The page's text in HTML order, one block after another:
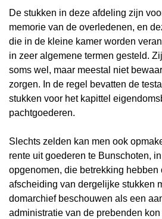
De stukken in deze afdeling zijn
memorie van de overledenen, en
die in de kleine kamer worden
in zeer algemene termen gesteld.
soms wel, maar meestal niet
zorgen. In de regel bevatten de
stukken voor het kapittel
pachtgoederen.
Slechts zelden kan men ook
rente uit goederen te Bunschoten,
opgenomen, die betrekking
afscheiding van dergelijke stukken
domarchief beschouwen als een
administratie van de prebenden